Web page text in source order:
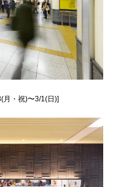
月・祝)〜3/1(日)]